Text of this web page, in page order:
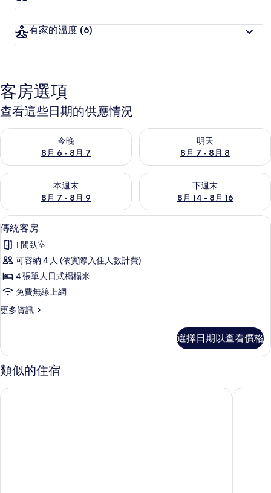
有家的溫度 (6)
客房選項
查看這些日期的供應情況
今晚
8月 6 - 8月 7
查看今晚 (8月 6 - 8月 7) 的供應情況
明天
8月 7 - 8月 8
查看明天 (8月 7 - 8月 8) 的供
本週末
8月 7 - 8月 9
查看本週末 (8月 7 - 8月 9) 的供應情況
下週末
8月 14 - 8月 16
查看下週末 (8月 14 - 8月 16)
顯
示
傳
統
客
的
有
相
片
4
傳統客房
1 間臥室
可容納 4 人 (依實際入住人數計費)
4 張單人日式榻榻米
免費無線上網
更多資訊
更
客
房
的
情
選擇日期以查看價格
類似的住宿
大江戶溫泉物語Premium 城崎 川口屋